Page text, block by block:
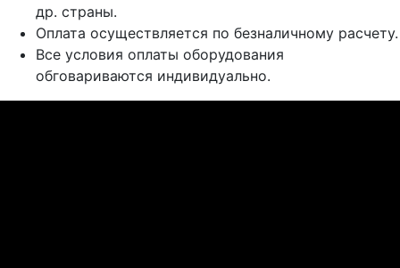
др. страны.
Оплата осуществляется по безналичному расчету.
Все условия оплаты оборудования
обговариваются индивидуально.